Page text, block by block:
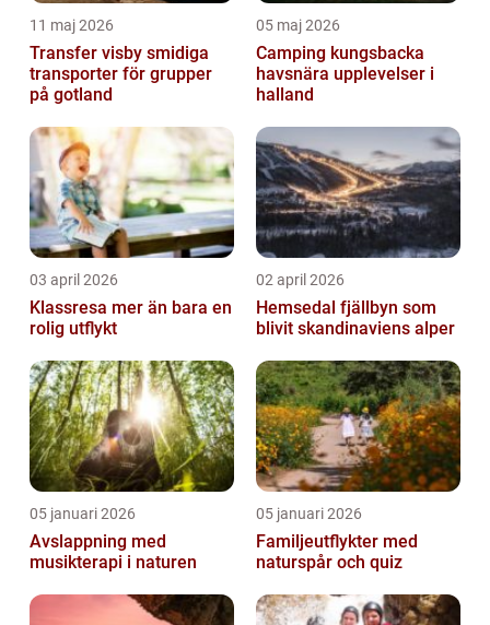
11 maj 2026
Transfer visby smidiga
transporter för grupper
på gotland
05 maj 2026
Camping kungsbacka
havsnära upplevelser i
halland
03 april 2026
Klassresa mer än bara en
rolig utflykt
02 april 2026
Hemsedal fjällbyn som
blivit skandinaviens alper
05 januari 2026
Avslappning med
musikterapi i naturen
05 januari 2026
Familjeutflykter med
naturspår och quiz